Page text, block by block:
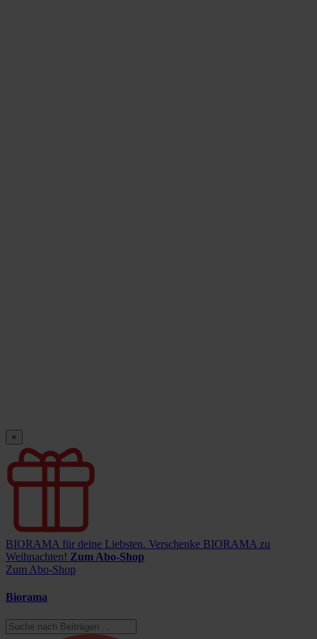
×
BIORAMA für deine Liebsten. Verschenke BIORAMA zu
Weihnachten! Zum Abo-Shop
Zum Abo-Shop
Biorama